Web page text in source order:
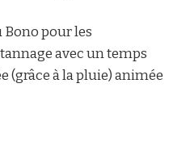
pour les
avec un temps
(grâce à la pluie) animée